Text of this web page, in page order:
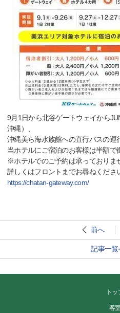
9月1日から北谷ゲートウェイから
沖縄）、
沖縄美ら海水族館への直行バスの運
当ホテルにご宿泊のお客様は半額で
※ホテルでのご予約は承っておりま
詳しくはフロントまでお尋ねくださ
https://chatan-gateway.com/
前へ
記事一覧
トッ
客